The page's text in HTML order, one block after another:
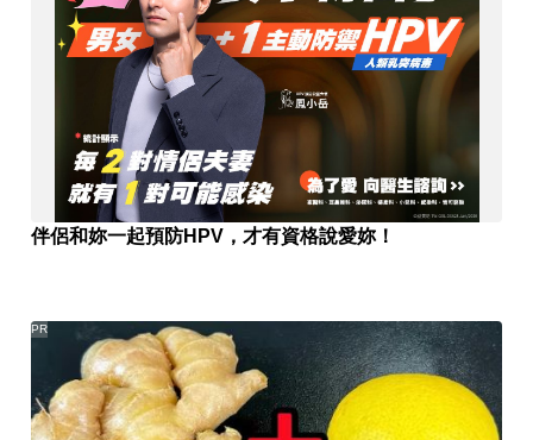
伴侶和妳一起預防HPV，才有資格說愛妳！
PR